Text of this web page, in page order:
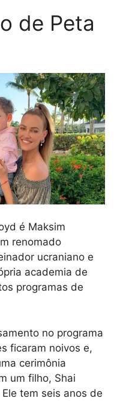
de Peta
é Maksim
renomado
ucraniano e
academia de
programas de
no programa
ficaram noivos e,
cerimônia
um filho, Shai
tem seis anos de